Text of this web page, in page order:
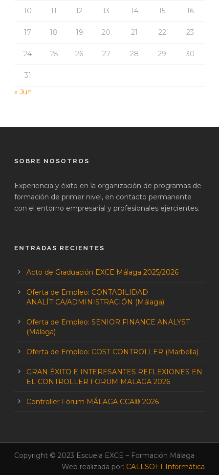
10 11 12 13 14 15 16
17 18 19 20 21 22 23
24 25 26 27 28 29 30
31
« Jun
SOBRE NOSOTROS
Experiencia y éxito en la organización de programas de
formación de primer nivel, en contacto permanente
con el entorno empresarial y profesionales ejercientes.
ENTRADAS RECIENTES
Acto de Graduación EXCE Málaga 2025/2026
Oferta de Empleo: CONTABILIDAD
ANALÍTICA/ADMINISTRACIÓN (Málaga)
Oferta de Empleo: SENIOR FINANCE ANALYST
(Málaga)
Oferta de Empleo: COST CONTROLLER (Marbella)
GRAN ÉXITO E INTERESANTES REFLEXIONES EN
EL CONTROLLER FORUM MALAGA 2026
Controller Fórum MÁLAGA CCA® 2026
Copyright © 2023 Escuela EXCE – Formación Málaga
Web realizada por: CALLSOFT Informática